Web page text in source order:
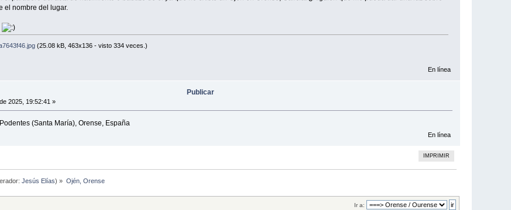
el nombre del lugar.
(25.08 kB, 463x136 - visto 334 veces.)
En línea
2025, 19:52:41 »
Publicar
(Santa María), Orense, España
En línea
IMPRIMIR
Jesús Elías) » Ojén, Orense
Ir a: